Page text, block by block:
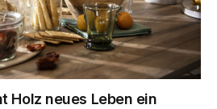
Holz neues Leben ein